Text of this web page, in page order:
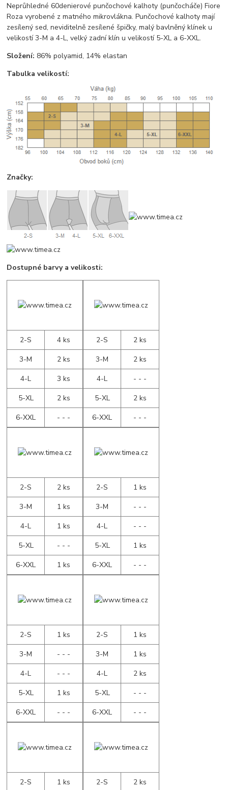
Neprůhledné 60denierové punčochové kalhoty (punčocháče) Fiore
Roza vyrobené z matného mikrovlákna. Punčochové kalhoty mají
zesílený sed, neviditelně zesílené špičky, malý bavlněný klínek u
velikostí 3-M a 4-L, velký zadní klín u velikostí 5-XL a 6-XXL.
Složení: 86% polyamid, 14% elastan
Tabulka velikostí:
Značky:
Dostupné barvy a velikosti:
2-S
4 ks
3-M
2 ks
4-L
3 ks
5-XL
2 ks
6-XXL
- - -
2-S
2 ks
3-M
2 ks
4-L
- - -
5-XL
2 ks
6-XXL
- - -
2-S
2 ks
3-M
1 ks
4-L
1 ks
5-XL
- - -
6-XXL
1 ks
2-S
1 ks
3-M
- - -
4-L
- - -
5-XL
1 ks
6-XXL
- - -
2-S
1 ks
3-M
- - -
4-L
- - -
5-XL
1 ks
6-XXL
- - -
2-S
1 ks
3-M
1 ks
4-L
2 ks
5-XL
- - -
6-XXL
- - -
2-S 1 ks 2-S 2 ks